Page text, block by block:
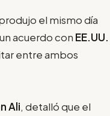
el mismo día
acuerdo con EE.UU.
entre ambos
Ali, detalló que el